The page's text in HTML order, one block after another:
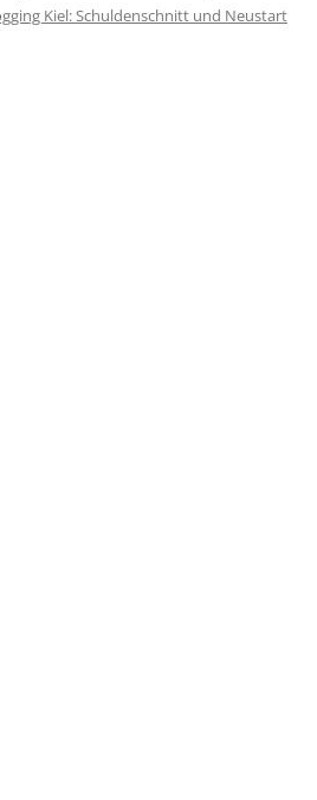
Kiel: Schuldenschnitt und Neustart